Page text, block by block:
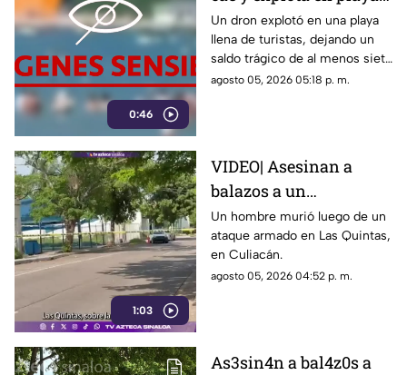
0:46
repleta de turistas, hay
varios muertos y
heridos
Un dron explotó en una playa
llena de turistas, dejando un
saldo trágico de al menos siete
muertos, entre ellos tres
agosto 05, 2026 05:18 p. m.
1:03
VIDEO| Asesinan a
balazos a un
automovilista en Las
Quintas, en Culiacán
Un hombre murió luego de un
ataque armado en Las Quintas,
en Culiacán.
agosto 05, 2026 04:52 p. m.
As3sin4n a bal4z0s a